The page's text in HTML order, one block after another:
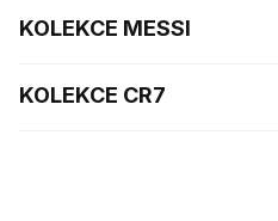
KOLEKCE MESSI
KOLEKCE CR7